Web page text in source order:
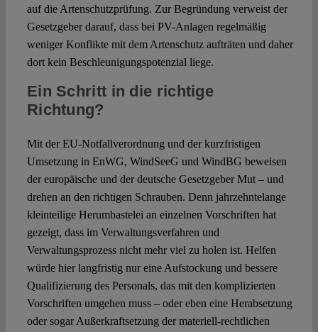
auf die Artenschutzprüfung. Zur Begründung verweist der
Gesetzgeber darauf, dass bei PV-Anlagen regelmäßig
weniger Konflikte mit dem Artenschutz aufträten und daher
dort kein Beschleunigungspotenzial liege.
Ein Schritt in die richtige
Richtung?
Mit der EU-Notfallverordnung und der kurzfristigen
Umsetzung in EnWG, WindSeeG und WindBG beweisen
der europäische und der deutsche Gesetzgeber Mut – und
drehen an den richtigen Schrauben. Denn jahrzehntelange
kleinteilige Herumbastelei an einzelnen Vorschriften hat
gezeigt, dass im Verwaltungsverfahren und
Verwaltungsprozess nicht mehr viel zu holen ist. Helfen
würde hier langfristig nur eine Aufstockung und bessere
Qualifizierung des Personals, das mit den komplizierten
Vorschriften umgehen muss – oder eben eine Herabsetzung
oder sogar Außerkraftsetzung der materiell-rechtlichen